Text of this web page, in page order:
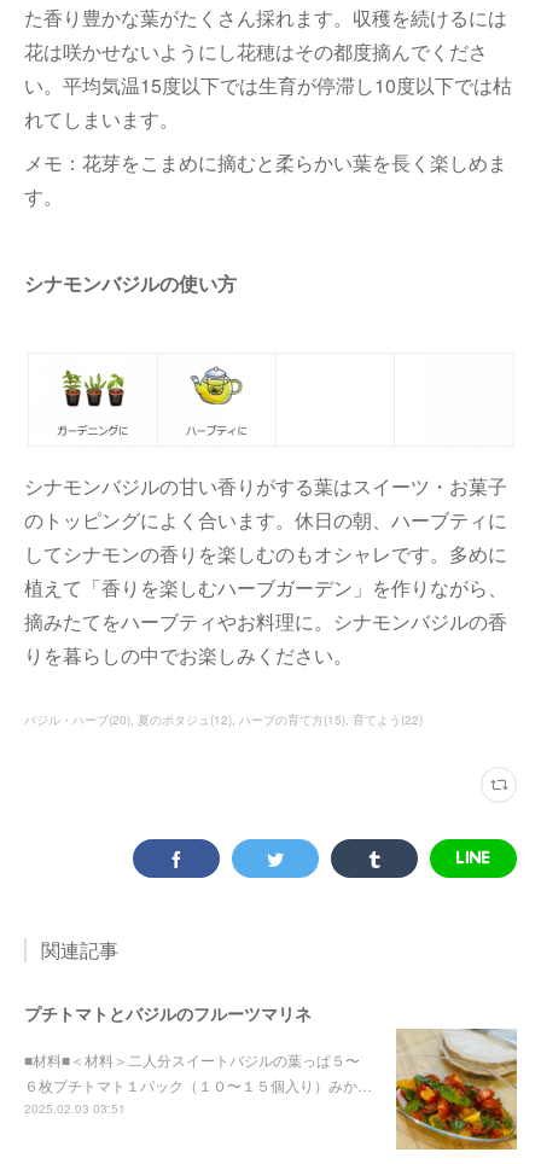
た香り豊かな葉がたくさん採れます。収穫を続けるには
花は咲かせないようにし花穂はその都度摘んでくださ
い。平均気温15度以下では生育が停滞し10度以下では枯
れてしまいます。
メモ：花芽をこまめに摘むと柔らかい葉を長く楽しめま
す。
シナモンバジルの使い方
シナモンバジルの甘い香りがする葉はスイーツ・お菓子
のトッピングによく合います。休日の朝、ハーブティに
してシナモンの香りを楽しむのもオシャレです。多めに
植えて「香りを楽しむハーブガーデン」を作りながら、
摘みたてをハーブティやお料理に。シナモンバジルの香
りを暮らしの中でお楽しみください。
バジル・ハーブ(20) 夏のポタジュ (12) ハーブの育て方(15) 育てよう (22)
関連記事
プチトマトとバジルのフルーツマリネ
■材料■＜材料＞二人分スイートバジルの葉っぱ５〜
６枚プチトマト１パック（１０〜１５個入り）みか…
2025.02.03 03:51